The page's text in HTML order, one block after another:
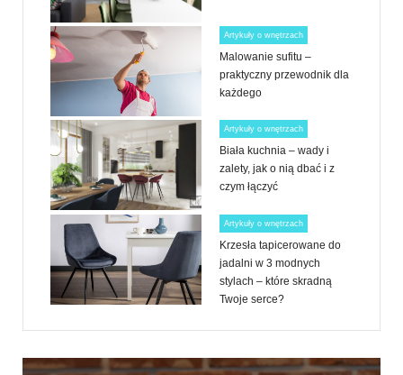
Artykuły o wnętrzach
Malowanie sufitu –
praktyczny przewodnik dla
każdego
Artykuły o wnętrzach
Biała kuchnia – wady i
zalety, jak o nią dbać i z
czym łączyć
Artykuły o wnętrzach
Krzesła tapicerowane do
jadalni w 3 modnych
stylach – które skradną
Twoje serce?